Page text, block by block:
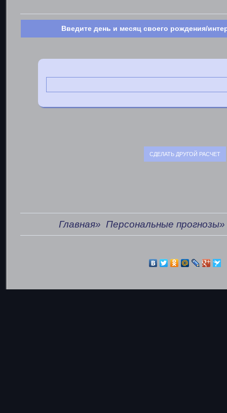
Введите день и месяц своего рождения/
Главная» Персональные прогнозы»